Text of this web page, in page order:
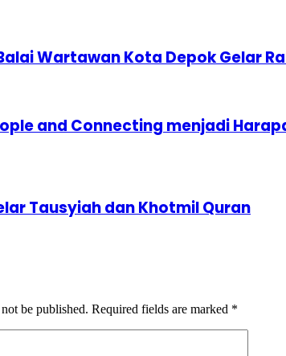
Wartawan Kota Depok Gelar
and Connecting menjadi
Tausyiah dan Khotmil Quran
be published. Required fields are marked *